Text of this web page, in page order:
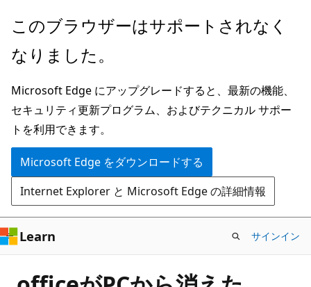
メ
ン
ン
テ
ン
ツ
に
ス
キ
ッ
プ
このブラウザーはサポートされなく
なりました。
Microsoft Edge にアップグレードすると、最新の機能、
セキュリティ更新プログラム、およびテクニカル サポー
トを利用できます。
Microsoft Edge をダウンロードする
Internet Explorer と Microsoft Edge の詳細情報
Learn サインイン